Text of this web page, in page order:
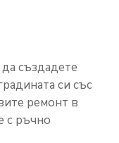
създадете
си със
ремонт в
с ръчно